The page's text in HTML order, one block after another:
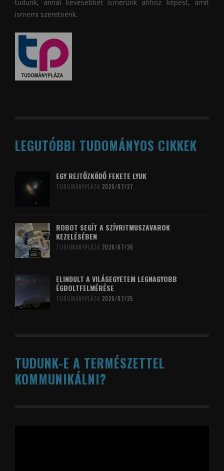
tudunk, annál kevesebbet ismerünk ahhoz képest, amit
ismerni szeretnénk.
LEGUTÓBBI TUDOMÁNYOS CIKKEK
EGY REJTŐZKÖDŐ FEKETE LYUK
TUDOMÁNYPLÁZA 2026/07/27
ROBOT SEGÍT A SZÍVRITMUSZAVAROK
KEZELÉSÉBEN
TUDOMÁNYPLÁZA 2026/07/26
ELINDULT A VILÁGEGYETEM LEGNAGYOBB
ÉGBOLTFELMÉRÉSE
TUDOMÁNYPLÁZA 2026/07/25
TUDUNK-E A TERMÉSZETTEL
KOMMUNIKÁLNI?